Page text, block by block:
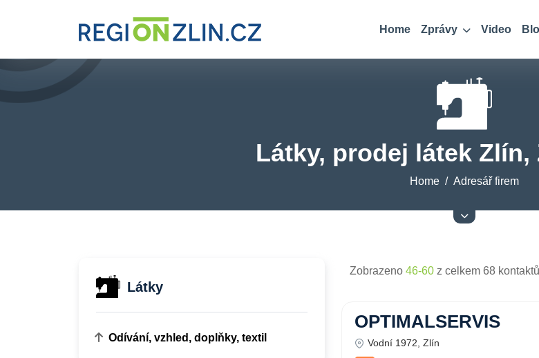
Home Zprávy Video
Látky, prodej látek
Home Adresář firem
Látky
Odívání, vzhled, doplňky, textil
Zobrazeno 46-60 z celkem 68 kontaktů
OPTIMALSERVIS
Vodní 1972, Zlín